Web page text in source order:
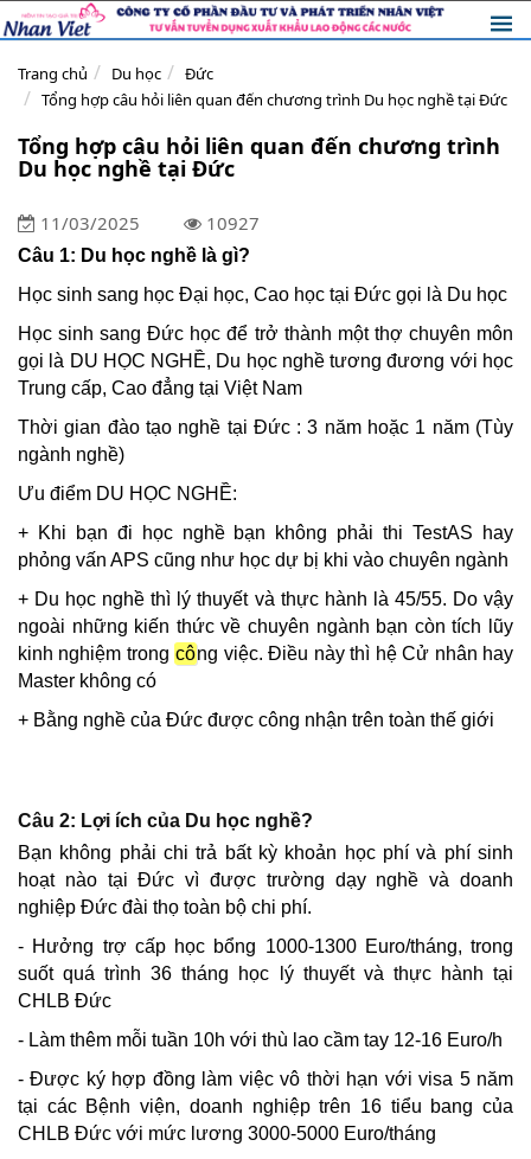
Trang chủ Du học
Đức
Tổng hợp câu hỏi liên quan đến chương trình Du học nghề tại Đức
Tổng hợp câu hỏi liên quan đến chương trình
Du học nghề tại Đức
11/03/2025 10927
Câu 1: Du học nghề là gì?
Học sinh sang học Đại học, Cao học tại Đức gọi là Du học
Học sinh sangĐức học để trở thành một thợ chuyên môn
gọi là DU HỌC NGHỀ, Du học nghề tương đương với học
Trung cấp, Cao đẳng tại Việt Nam
Thời gian đào tạo nghề tại Đức : 3 năm hoặc 1 năm (Tùy
ngành nghề)
Ưu điểm DU HỌC NGHỀ:
+ Khi bạn đi học nghề bạn không phải thi TestAS hay
phỏng vấn APS cũng như học dự bị khi vào chuyên ngành
+ Du học nghề thì lý thuyết và thực hành là 45/55. Do vậy
ngoài những kiến thức về chuyên ngành bạn còn tích lũy
kinh nghiệm trong công việc. Điều này thì hệ Cử nhân hay
Master không có
+ Bằng nghề của Đức được công nhận trên toàn thế giới
Câu 2: Lợi ích của Du học nghề?
Bạn không phải chi trả bất kỳ khoản học phí và phí sinh
hoạt nào tại Đứcvì được trường dạy nghề và doanh
nghiệp Đức đài thọ toàn bộ chi phí.
- Hưởng trợ cấp học bổng 1000-1300 Euro/tháng, trong
suốt quá trình 36 tháng học lý thuyết và thực hành tại
CHLB Đức
- Làm thêm mỗi tuần 10h với thù lao cầm tay 12-16 Euro/h
- Được ký hợp đồng làm việc vô thời hạn với visa 5 năm
tại các Bệnh viện, doanh nghiệp trên 16 tiểu bang của
CHLB Đức với mức lương 3000-5000 Euro/tháng